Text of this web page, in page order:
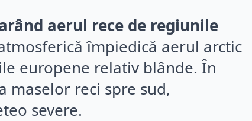
aerul rece de regiunile
împiedică aerul arctic
europene relativ blânde. În
maselor reci spre sud,
severe.